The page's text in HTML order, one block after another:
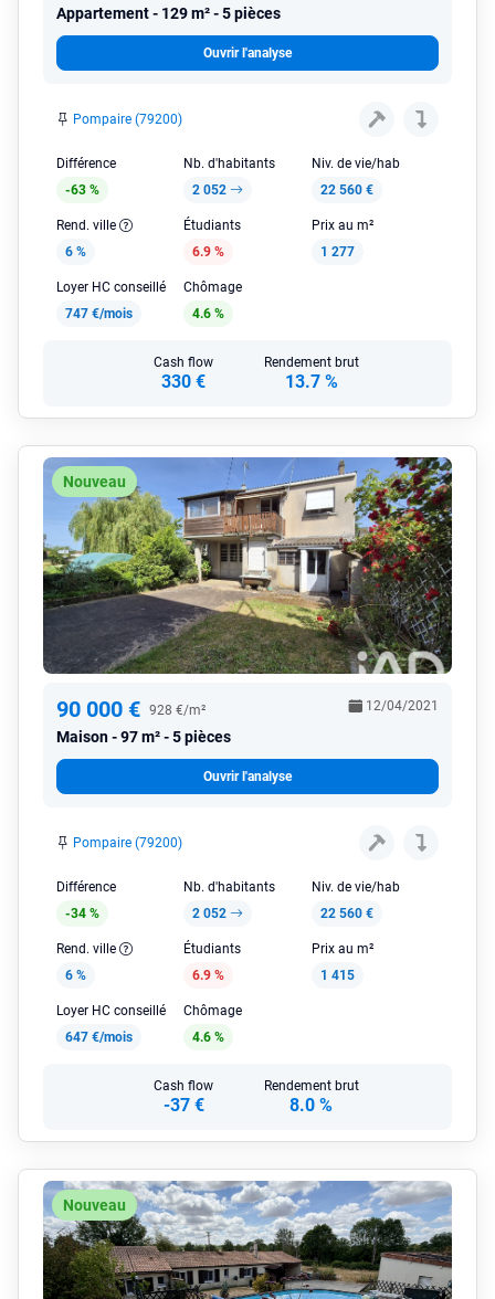
Appartement 129 m² - 5 pièces
Ouvrir l'analyse
Pompaire (79200)
Différence
-63 %
Nb. d'habitants
2 052
Niv. de vie/hab
22 560 €
Rend. ville
6 %
Étudiants
6.9 %
Prix au m²
1 277
Loyer HC conseillé
747 €/mois
Chômage
4.6 %
Cash flow
330 €
Rendement brut
13.7 %
Nouveau
90 000 € 928 €/m²
Maison 97 m² - 5 pièces
12/04/2021
Ouvrir l'analyse
Pompaire (79200)
Différence
-34 %
Nb. d'habitants
2 052
Niv. de vie/hab
22 560 €
Rend. ville
6 %
Étudiants
6.9 %
Prix au m²
1 415
Loyer HC conseillé
647 €/mois
Chômage
4.6 %
Cash flow
-37 €
Rendement brut
8.0 %
Nouveau